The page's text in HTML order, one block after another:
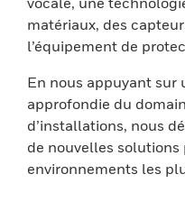
matériaux, des
l’équipement de
En nous appuyant sur
approfondie du
d’installations, nous
de nouvelles solutions
environnements les